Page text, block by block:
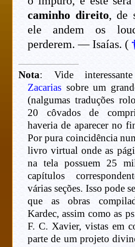
caminho direito, de
ele andem os
perderem. — Isaías. (
Nota: Vide
Zacarias sobre um
(nalgumas traduções
20 côvados de
haveria de aparecer no
Por pura coincidência
livro virtual onde as
na tela possuem 25
capítulos
várias seções. Isso pode
que as obras
Kardec, assim como as
F. C. Xavier, vistas em
parte de um projeto